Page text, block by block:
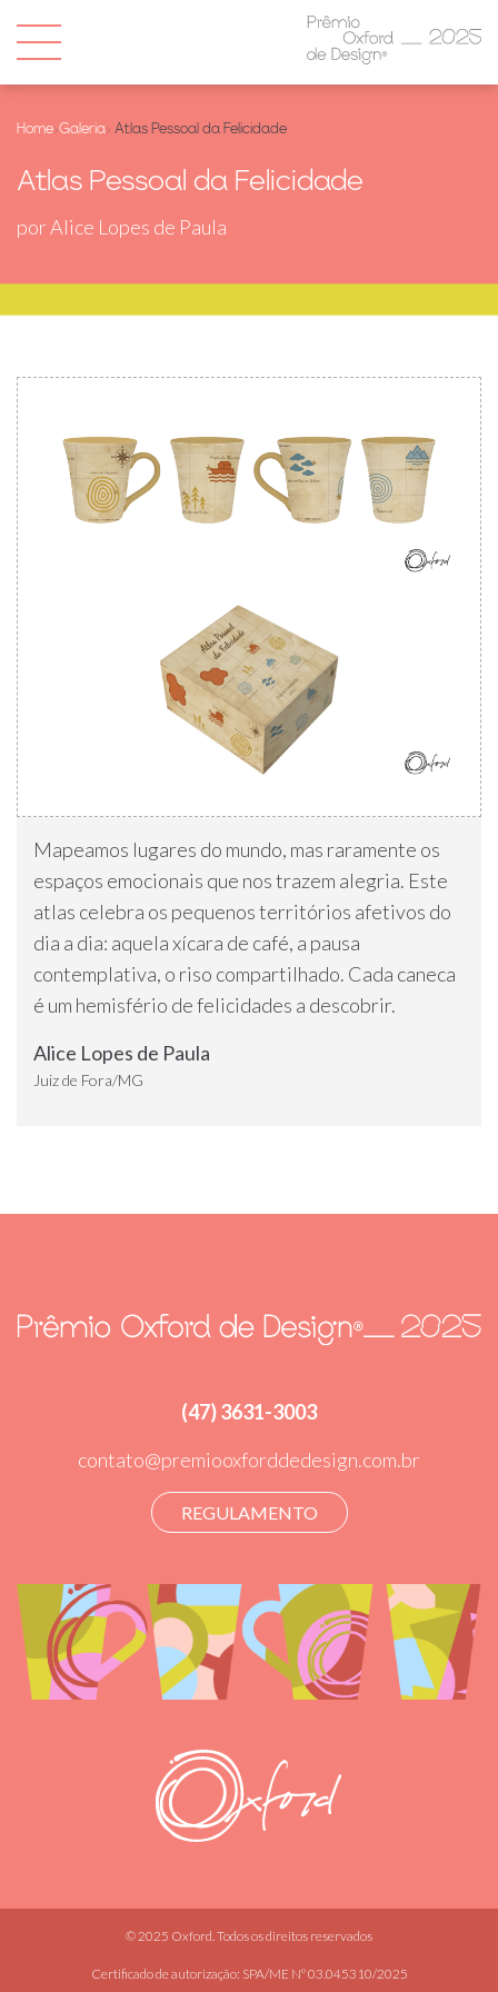
Home›Galeria› Atlas Pessoal da Felicidade
Atlas Pessoal da Felicidade
por Alice Lopes de Paula
Mapeamos lugares do mundo, mas raramente os
espaços emocionais que nos trazem alegria. Este
atlas celebra os pequenos territórios afetivos do
dia a dia: aquela xícara de café, a pausa
contemplativa, o riso compartilhado. Cada caneca
é um hemisfério de felicidades a descobrir.
Alice Lopes de Paula
Juiz de Fora/MG
(47) 3631-3003
contato@premiooxforddedesign.com.br
REGULAMENTO
© 2025 Oxford. Todos os direitos reservados
Certificado de autorização: SPA/ME Nº 03.045310/2025